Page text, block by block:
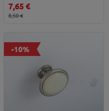
7,65 €
8,50 €
-10%